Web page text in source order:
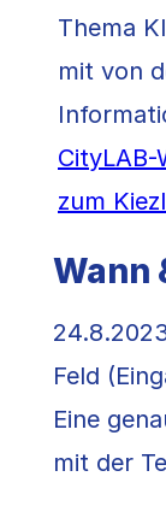
Thema
mit von
CityLAB-
zum
Wann
Feld
Eine
mit der